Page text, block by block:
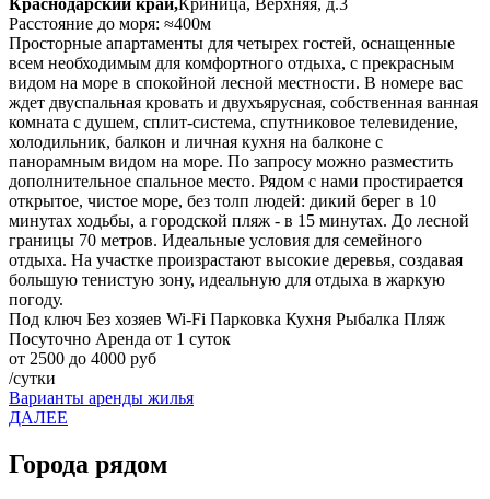
Расстояние до моря: ≈400м
Просторные апартаменты для четырех гостей, оснащенные
всем необходимым для комфортного отдыха, с прекрасным
видом на море в спокойной лесной местности. В номере вас
ждет двуспальная кровать и двухъярусная, собственная ванная
комната с душем, сплит-система, спутниковое телевидение,
холодильник, балкон и личная кухня на балконе с
панорамным видом на море. По запросу можно разместить
дополнительное спальное место. Рядом с нами простирается
открытое, чистое море, без толп людей: дикий берег в 10
минутах ходьбы, а городской пляж - в 15 минутах. До лесной
границы 70 метров. Идеальные условия для семейного
отдыха. На участке произрастают высокие деревья, создавая
большую тенистую зону, идеальную для отдыха в жаркую
погоду.
Под ключ Без хозяев Wi-Fi Парковка Кухня Рыбалка Пляж
Посуточно Аренда от 1 суток
от 2500 до 4000 руб
/сутки
Варианты аренды жилья
ДАЛЕЕ
Города рядом